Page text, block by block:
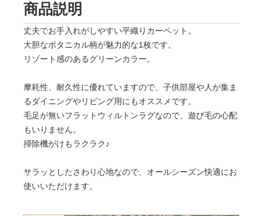
商品説明
丈夫でお手入れがしやすい平織りカーペット。
大胆なボタニカル柄が魅力的な1枚です。
リゾート感のあるグリーンカラー。
摩耗性、耐久性に優れていますので、子供部屋や人が集ま
るダイニングやリビング用にもオススメです。
毛足が無いフラットウィルトンラグなので、遊び毛の心配
もいりません。
掃除機がけもラクラク♪
サラッとしたさわり心地なので、オールシーズン快適にお
使いいただけます。